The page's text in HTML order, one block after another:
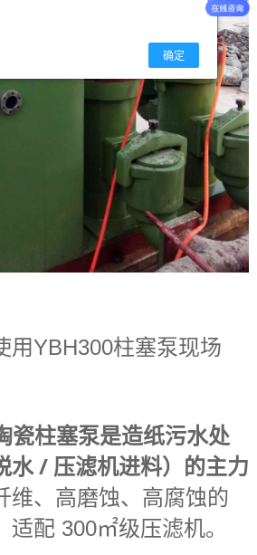
用YBH300柱塞泵现场
瓷柱塞泵是造纸污水处
水 / 压滤机进料）的主力
维、高磨蚀、高腐蚀的
配 300㎡级压滤机。
确定